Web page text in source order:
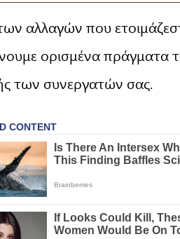
αλλαγών που
ορισμένα πράγματα
των συνεργατών σας.